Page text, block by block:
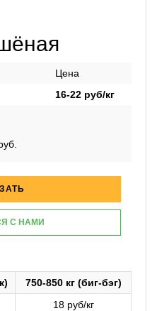
Цена
16-22 руб/кг
С НАМИ
750-850 кг (биг-бэг)
18 руб/кг